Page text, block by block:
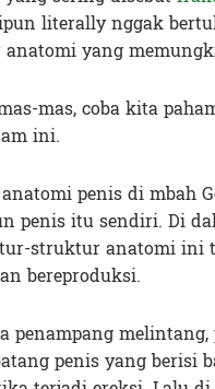
literally nggak
yang
mas, coba kita
ini.
penis di mbah
penis itu sendiri. Di
struktur anatomi ini
bereproduksi.
penampang
penis yang